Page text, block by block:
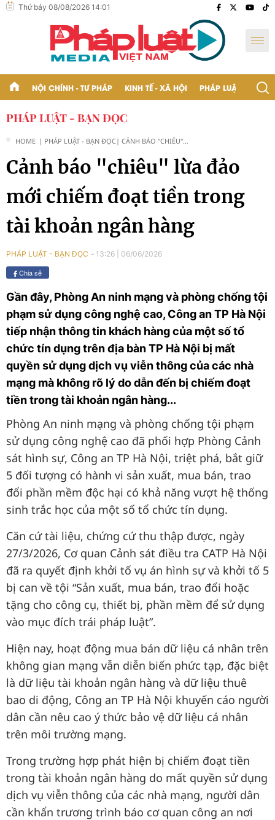
Thứ bảy 08/08/2026 14:01
NỘI CHÍNH - TƯ PHÁP KINH TẾ - XÃ HỘI PHÁP LUẬT - BẠN
PHÁP LUẬT - BẠN ĐỌC
HOME | PHÁP LUẬT - BẠN ĐỌC| CẢNH BÁO "CHIÊU"
ĐOẠT TIỀN TRONG TÀI
KHOẢN NGÂN HÀNG
Cảnh báo "chiêu" lừa đảo
mới chiếm đoạt tiền trong
tài khoản ngân hàng
PHÁP LUẬT - BẠN ĐỌC 13:26 06/06/2026
Chia sẻ
Gần đây, Phòng An ninh mạng và phòng chống tội
phạm sử dụng công nghệ cao, Công an TP Hà Nội
tiếp nhận thông tin khách hàng của một số tổ
chức tín dụng trên địa bàn TP Hà Nội bị mất
quyền sử dụng dịch vụ viễn thông của các nhà
mạng mà không rõ lý do dẫn đến bị chiếm đoạt
tiền trong tài khoản ngân hàng...
Phòng An ninh mạng và phòng chống tội phạm
sử dụng công nghệ cao đã phối hợp Phòng Cảnh
sát hình sự, Công an TP Hà Nội, triệt phá, bắt giữ
5 đối tượng có hành vi sản xuất, mua bán, trao
đổi phần mềm độc hại có khả năng vượt hệ thống
sinh trắc học của một số tổ chức tín dụng.
Căn cứ tài liệu, chứng cứ thu thập được, ngày
27/3/2026, Cơ quan Cảnh sát điều tra CATP Hà Nội
đã ra quyết định khởi tố vụ án hình sự và khởi tố 5
bị can về tội “Sản xuất, mua bán, trao đổi hoặc
tặng cho công cụ, thiết bị, phần mềm để sử dụng
vào mục đích trái pháp luật”.
Hiện nay, hoạt động mua bán dữ liệu cá nhân trên
không gian mạng vẫn diễn biến phức tạp, đặc biệt
là dữ liệu tài khoản ngân hàng và dữ liệu thuê
bao di động, Công an TP Hà Nội khuyến cáo người
dân cần nêu cao ý thức bảo vệ dữ liệu cá nhân
trên môi trường mạng.
Trong trường hợp phát hiện bị chiếm đoạt tiền
trong tài khoản ngân hàng do mất quyền sử dụng
dịch vụ viễn thông của các nhà mạng, người dân
cần khẩn trương trình báo cơ quan công an nơi